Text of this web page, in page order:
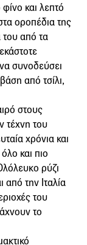
και λεπτό
οροπέδια της
του από τα
συνοδεύσει
από τσίλι,
στους
τέχνη του
χρόνια και
και πιο
ρύζι
την Ιταλία
του
το